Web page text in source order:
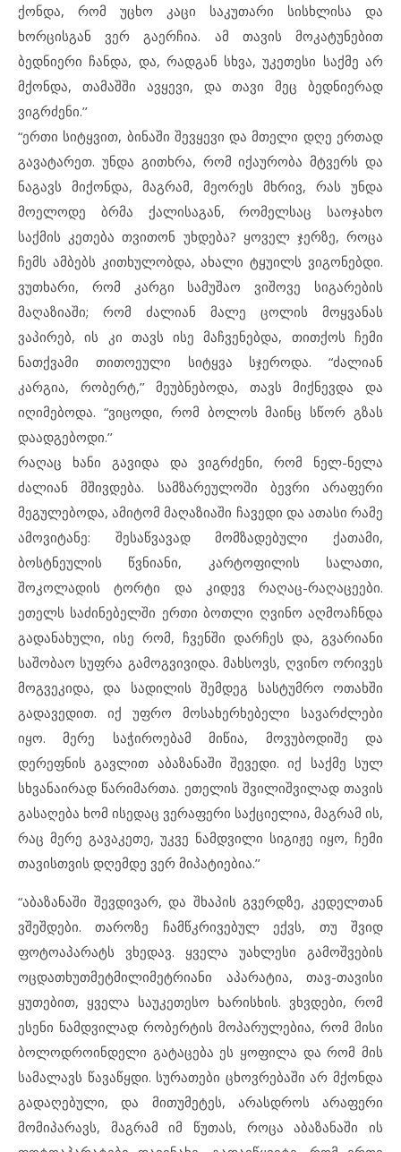
ქონდა, რომ უცხო კაცი საკუთარი სისხლისა და
ხორცისგან ვერ გაერჩია. ამ თავის მოკატუნებით
ბედნიერი ჩანდა, და, რადგან სხვა, უკეთესი საქმე არ
მქონდა, თამაშში ავყევი, და თავი მეც ბედნიერად
ვიგრძენი.’’
“ერთი სიტყვით, ბინაში შევყევი და მთელი დღე ერთად
გავატარეთ. უნდა გითხრა, რომ იქაურობა მტვერს და
ნაგავს მიქონდა, მაგრამ, მეორეს მხრივ, რას უნდა
მოელოდე ბრმა ქალისაგან, რომელსაც საოჯახო
საქმის კეთება თვითონ უხდება? ყოველ ჯერზე, როცა
ჩემს ამბებს კითხულობდა, ახალი ტყუილს ვიგონებდი.
ვუთხარი, რომ კარგი სამუშაო ვიშოვე სიგარების
მაღაზიაში; რომ ძალიან მალე ცოლის მოყვანას
ვაპირებ, ის კი თავს ისე მაჩვენებდა, თითქოს ჩემი
ნათქვამი თითოეული სიტყვა სჯეროდა. “ძალიან
კარგია, რობერტ,’’ მეუბნებოდა, თავს მიქნევდა და
იღიმებოდა. “ვიცოდი, რომ ბოლოს მაინც სწორ გზას
დაადგებოდი.’’
რაღაც ხანი გავიდა და ვიგრძენი, რომ ნელ-ნელა
ძალიან მშივდება. სამზარეულოში ბევრი არაფერი
მეგულებოდა, ამიტომ მაღაზიაში ჩავედი და ათასი რამე
ამოვიტანე: შესაწვავად მომზადებული ქათამი,
ბოსტნეულის წვნიანი, კარტოფილის სალათი,
შოკოლადის ტორტი და კიდევ რაღაც-რაღაცეები.
ეთელს საძინებელში ერთი ბოთლი ღვინო აღმოაჩნდა
გადანახული, ისე რომ, ჩვენში დარჩეს და, გვარიანი
საშობაო სუფრა გამოგვივიდა. მახსოვს, ღვინო ორივეს
მოგვეკიდა, და სადილის შემდეგ სასტუმრო ოთახში
გადავედით. იქ უფრო მოსახერხებელი სავარძლები
იყო. მერე საჭიროებამ მიწია, მოვუბოდიშე და
დერეფნის გავლით აბაზანაში შევედი. იქ საქმე სულ
სხვანაირად წარიმართა. ეთელის შვილიშვილად თავის
გასაღება ხომ ისედაც ვერაფერი საქციელია, მაგრამ ის,
რაც მერე გავაკეთე, უკვე ნამდვილი სიგიჟე იყო, ჩემი
თავისთვის დღემდე ვერ მიპატიებია.’’
“აბაზანაში შევდივარ, და შხაპის გვერდზე, კედელთან
ვშეშდები. თაროზე ჩამწკრივებულ ექვს, თუ შვიდ
ფოტოაპარატს ვხედავ. ყველა უახლესი გამოშვების
ოცდათხუთმეტმილიმეტრიანი აპარატია, თავ-თავისი
ყუთებით, ყველა საუკეთესო ხარისხის. ვხვდები, რომ
ესენი ნამდვილად რობერტის მოპარულებია, რომ მისი
ბოლოდროინდელი გატაცება ეს ყოფილა და რომ მის
სამალავს წავაწყდი. სურათები ცხოვრებაში არ მქონდა
გადაღებული, და მითუმეტეს, არასდროს არაფერი
მომიპარავს, მაგრამ იმ წუთას, როცა აბაზანაში ის